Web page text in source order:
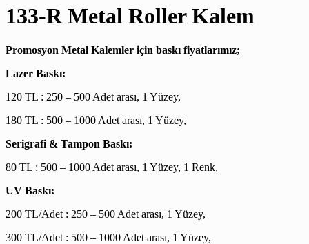
133-R Metal Roller Kalem
Promosyon Metal Kalemler için baskı fiyatlarımız;
Lazer Baskı:
120 TL : 250 – 500 Adet arası, 1 Yüzey,
180 TL : 500 – 1000 Adet arası, 1 Yüzey,
Serigrafi & Tampon Baskı:
80 TL : 500 – 1000 Adet arası, 1 Yüzey, 1 Renk,
UV Baskı:
200 TL/Adet : 250 – 500 Adet arası, 1 Yüzey,
300 TL/Adet : 500 – 1000 Adet arası, 1 Yüzey,